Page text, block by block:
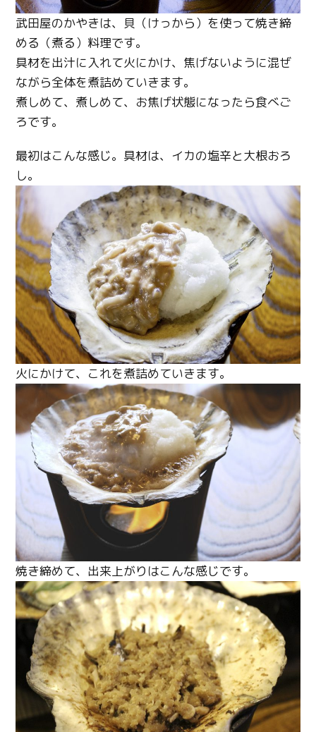
武田屋のかやきは、貝（けっから）を使って焼き締
める（煮る）料理です。
具材を出汁に入れて火にかけ、焦げないように混ぜ
ながら全体を煮詰めていきます。
煮しめて、煮しめて、お焦げ状態になったら食べご
ろです。
最初はこんな感じ。具材は、イカの塩辛と大根おろ
し。
火にかけて、これを煮詰めていきます。
焼き締めて、出来上がりはこんな感じです。